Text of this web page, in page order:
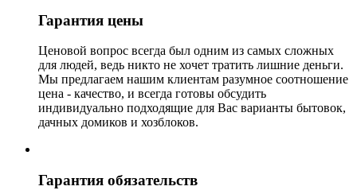
Гарантия цены
Ценовой вопрос всегда был одним из самых сложных
для людей, ведь никто не хочет тратить лишние деньги.
Мы предлагаем нашим клиентам разумное соотношение
цена - качество, и всегда готовы обсудить
индивидуально подходящие для Вас варианты бытовок,
дачных домиков и хозблоков.
Гарантия обязательств